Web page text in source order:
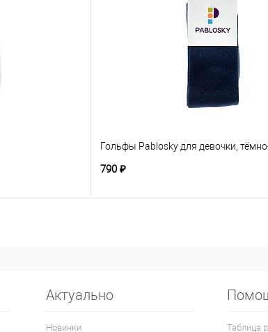
Гольфы Pablosky для девочки,
790 ₽
Актуально
Новинки Таблица